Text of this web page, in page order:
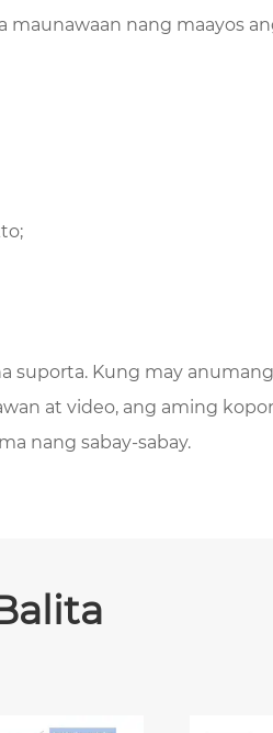
nang maayos
suporta. Kung may
at video, ang aming
nang sabay-sabay.